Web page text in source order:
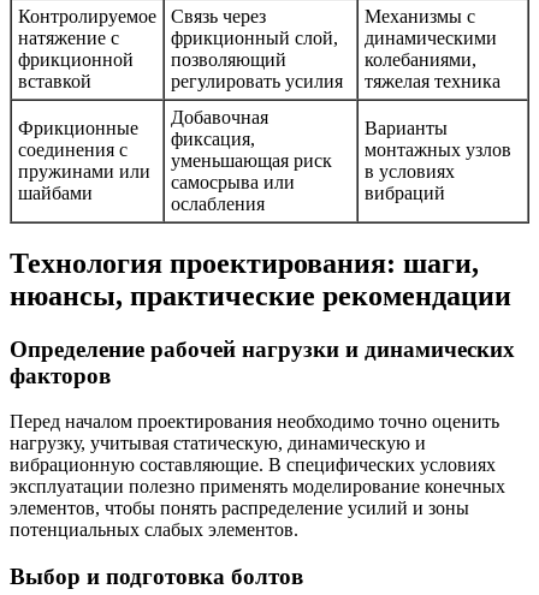
Контролируемое
натяжение с
фрикционной
вставкой
Связь через
фрикционный слой,
позволяющий
регулировать усилия
Механизмы с
динамическими
колебаниями,
тяжелая техника
Фрикционные
соединения с
пружинами или
шайбами
Добавочная
фиксация,
уменьшающая риск
самосрыва или
ослабления
Варианты
монтажных узлов
в условиях
вибраций
Технология проектирования: шаги,
нюансы, практические рекомендации
Определение рабочей нагрузки и динамических
факторов
Перед началом проектирования необходимо точно оценить
нагрузку, учитывая статическую, динамическую и
вибрационную составляющие. В специфических условиях
эксплуатации полезно применять моделирование конечных
элементов, чтобы понять распределение усилий и зоны
потенциальных слабых элементов.
Выбор и подготовка болтов